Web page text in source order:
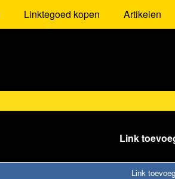
Linktegoed kopen Artikelen
Link
Link